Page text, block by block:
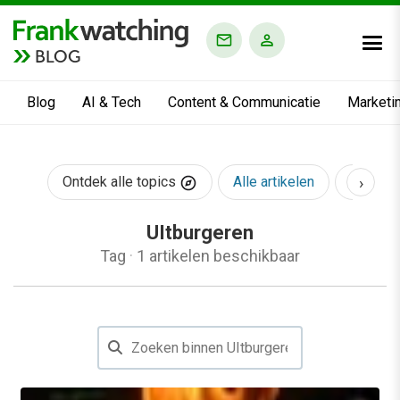
BLOG
Blog AI & Tech Content & Communicatie
Ontdek alle topics Alle artikelen AI &
›
UItburgeren
Tag · 1 artikelen beschikbaar